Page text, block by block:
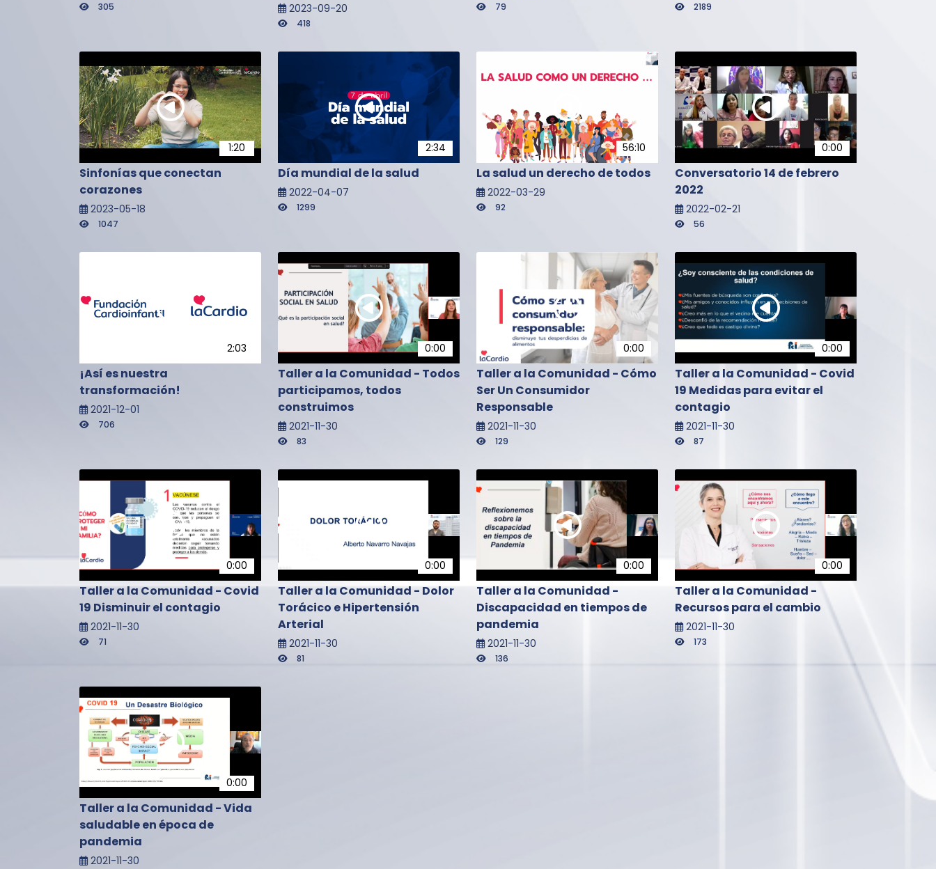
305 2023-09-20
418
79 2189
1:20
Sinfonías que conectan
corazones
2023-05-18
1047
2:34
Día mundial de la salud
2022-04-07
1299
56:10
La salud un derecho de todos
2022-03-29
92
0:00
Conversatorio 14 de febrero
2022
2022-02-21
56
2:03
¡Así es nuestra
transformación!
2021-12-01
706
0:00
Taller a la Comunidad - Todos
participamos, todos
construimos
2021-11-30
83
0:00
Taller a la Comunidad - Cómo
Ser Un Consumidor
Responsable
2021-11-30
129
0:00
Taller a la Comunidad - Covid
19 Medidas para evitar el
contagio
2021-11-30
87
0:00
Taller a la Comunidad - Covid
19 Disminuir el contagio
2021-11-30
71
0:00
Taller a la Comunidad - Dolor
Torácico e Hipertensión
Arterial
2021-11-30
81
0:00
Taller a la Comunidad -
Discapacidad en tiempos de
pandemia
2021-11-30
136
0:00
Taller a la Comunidad -
Recursos para el cambio
2021-11-30
173
0:00
Taller a la Comunidad - Vida
saludable en época de
pandemia
2021-11-30